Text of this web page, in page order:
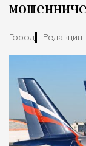
Город